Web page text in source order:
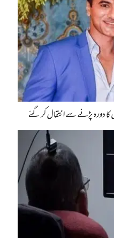
دورہ پڑنے سے انتقال کر گئے